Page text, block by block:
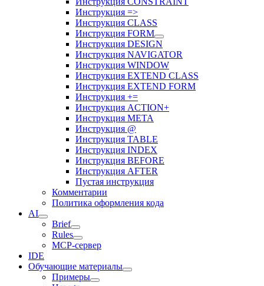
Инструкция =>
Инструкция CLASS
Инструкция FORM
Инструкция DESIGN
Инструкция NAVIGATOR
Инструкция WINDOW
Инструкция EXTEND CLASS
Инструкция EXTEND FORM
Инструкция +=
Инструкция ACTION+
Инструкция META
Инструкция @
Инструкция TABLE
Инструкция INDEX
Инструкция BEFORE
Инструкция AFTER
Пустая инструкция
Комментарии
Политика оформления кода
AI
Brief
Rules
MCP-сервер
IDE
Обучающие материалы
Примеры